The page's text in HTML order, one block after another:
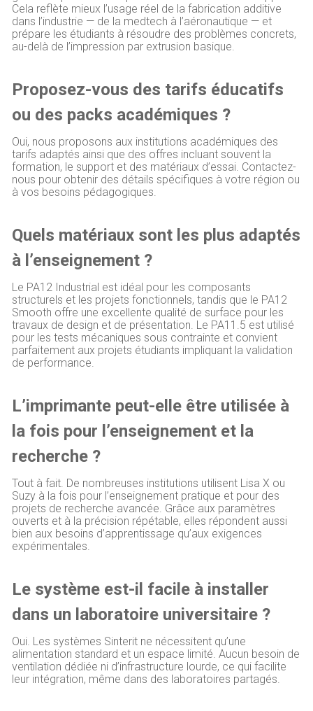
Cela reflète mieux l’usage réel de la fabrication additive
dans l’industrie — de la medtech à l’aéronautique — et
prépare les étudiants à résoudre des problèmes concrets,
au-delà de l’impression par extrusion basique.
Proposez-vous des tarifs éducatifs
ou des packs académiques ?
Oui, nous proposons aux institutions académiques des
tarifs adaptés ainsi que des offres incluant souvent la
formation, le support et des matériaux d’essai. Contactez-
nous pour obtenir des détails spécifiques à votre région ou
à vos besoins pédagogiques.
Quels matériaux sont les plus adaptés
à l’enseignement ?
Le PA12 Industrial est idéal pour les composants
structurels et les projets fonctionnels, tandis que le PA12
Smooth offre une excellente qualité de surface pour les
travaux de design et de présentation. Le PA11.5 est utilisé
pour les tests mécaniques sous contrainte et convient
parfaitement aux projets étudiants impliquant la validation
de performance.
L’imprimante peut-elle être utilisée à
la fois pour l’enseignement et la
recherche ?
Tout à fait. De nombreuses institutions utilisent Lisa X ou
Suzy à la fois pour l’enseignement pratique et pour des
projets de recherche avancée. Grâce aux paramètres
ouverts et à la précision répétable, elles répondent aussi
bien aux besoins d’apprentissage qu’aux exigences
expérimentales.
Le système est-il facile à installer
dans un laboratoire universitaire ?
Oui. Les systèmes Sinterit ne nécessitent qu’une
alimentation standard et un espace limité. Aucun besoin de
ventilation dédiée ni d’infrastructure lourde, ce qui facilite
leur intégration, même dans des laboratoires partagés.